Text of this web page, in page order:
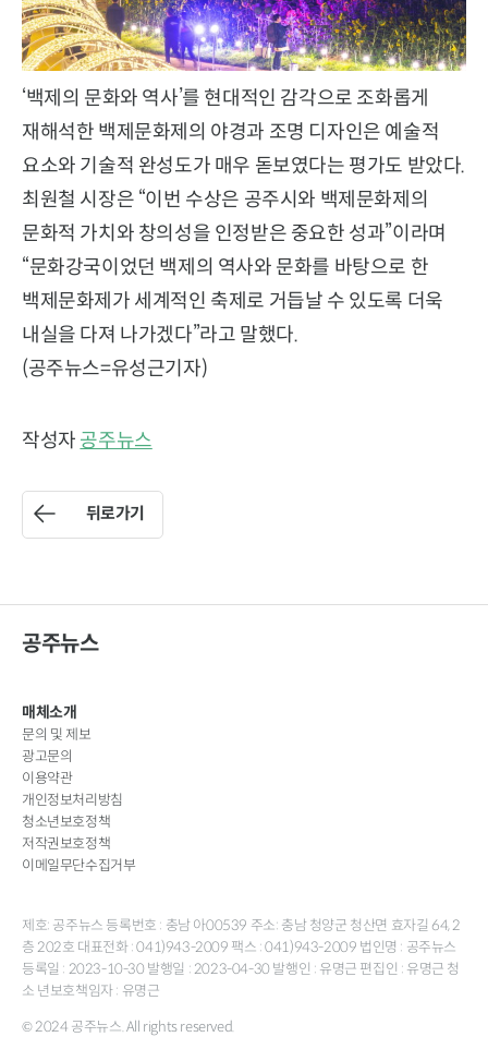
‘백제의 문화와 역사’를 현대적인 감각으로 조화롭게
재해석한 백제문화제의 야경과 조명 디자인은 예술적
요소와 기술적 완성도가 매우 돋보였다는 평가도 받았다.
최원철 시장은 “이번 수상은 공주시와 백제문화제의
문화적 가치와 창의성을 인정받은 중요한 성과”이라며
“문화강국이었던 백제의 역사와 문화를 바탕으로 한
백제문화제가 세계적인 축제로 거듭날 수 있도록 더욱
내실을 다져 나가겠다”라고 말했다.
(공주뉴스=유성근기자)
작성자 공주뉴스
뒤로가기
공주뉴스
매체소개
문의 및 제보
광고문의
이용약관
개인정보처리방침
청소년보호정책
저작권보호정책
이메일무단수집거부
제호: 공주뉴스 등록번호 : 충남 아00539 주소: 충남 청양군 청산면 효자길 64, 2
층 202호 대표전화 : 041)943-2009 팩스 : 041)943-2009 법인명 : 공주뉴스
등록일 : 2023-10-30 발행일 : 2023-04-30 발행인 : 유명근 편집인 : 유명근 청
소 년보호책임자 : 유명근
© 2024 공주뉴스. All rights reserved.